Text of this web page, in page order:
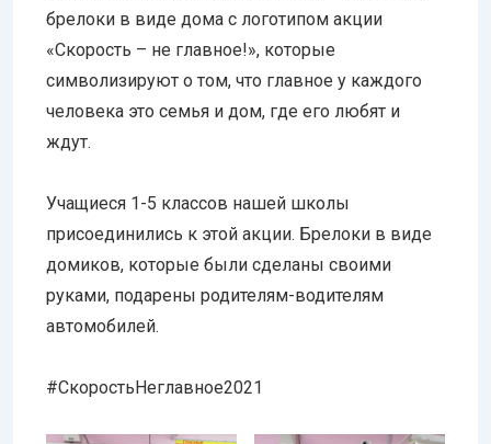
брелоки в виде дома с логотипом акции
«Скорость – не главное!», которые
символизируют о том, что главное у каждого
человека это семья и дом, где его любят и
ждут.
Учащиеся 1-5 классов нашей школы
присоединились к этой акции. Брелоки в виде
домиков, которые были сделаны своими
руками, подарены родителям-водителям
автомобилей.
#СкоростьНеглавное2021